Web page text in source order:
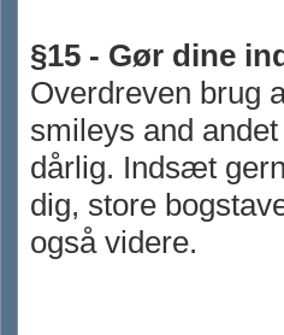
§15 - Gør dine
Overdreven brug
smileys and
dårlig. Indsæt
dig, store
også videre.